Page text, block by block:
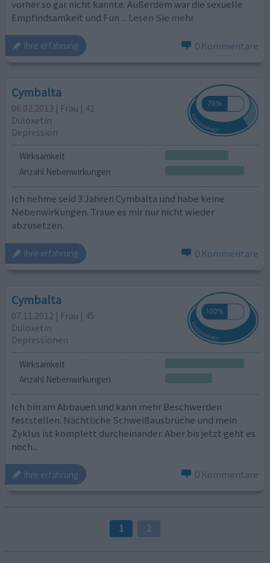
vorher so gar nicht kannte. Außerdem war die sexuelle
Empfindsamkeit und Fun ... Lesen Sie mehr
ihre erfahrung 0 Kommentare
Cymbalta
06.02.2013 | Frau | 41
Duloxetin
Depression
Wirksamkeit
Anzahl Nebenwirkungen
Ich nehme seid 3 Jahren Cymbalta und habe keine
Nebenwirkungen. Traue es mir nur nicht wieder
abzusetzen.
ihre erfahrung 0 Kommentare
Cymbalta
07.11.2012 | Frau | 45
Duloxetin
Depressionen
Wirksamkeit
Anzahl Nebenwirkungen
Ich bin am Abbauen und kann mehr Beschwerden
feststellen. Nächtliche Schweißausbrüche und mein
Zyklus ist komplett durcheinander. Aber bis jetzt geht es
noch...
ihre erfahrung 0 Kommentare
1 2